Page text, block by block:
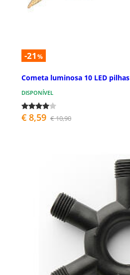
-21 %
Cometa luminosa 10 LED pilhas
DISPONÍVEL
€ 8,59 € 10,90